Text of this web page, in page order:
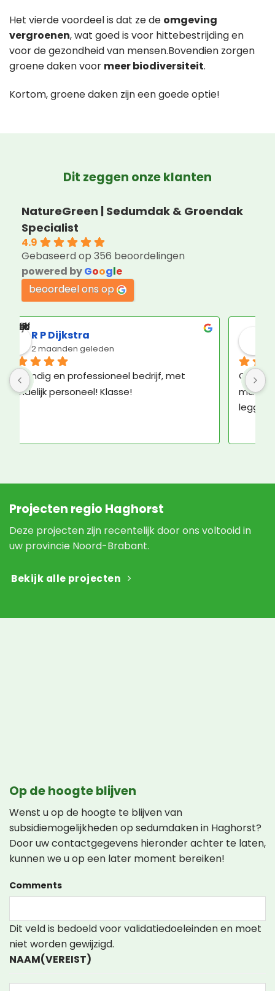
Het vierde voordeel is dat ze de omgeving
vergroenen, wat goed is voor hittebestrijding en
voor de gezondheid van mensen.Bovendien zorgen
groene daken voor meer biodiversiteit.
Kortom, groene daken zijn een goede optie!
Dit zeggen onze klanten
NatureGreen | Sedumdak & Groendak
Specialist
4.9
Gebaseerd op 356 beoordelingen
powered byGoogle
beoordeel ons op
Jorin Hoogenboom
3 maanden geleden
Geweldige service en ruim voldoende
materiaal om het groene dak zelf aan te
Projecten regio Haghorst
Deze projecten zijn recentelijk door ons voltooid in
uw provincie Noord-Brabant.
Bekijk alle projecten
Op de hoogte blijven
Wenst u op de hoogte te blijven van
subsidiemogelijkheden op sedumdaken in Haghorst?
Door uw contactgegevens hieronder achter te laten,
kunnen we u op een later moment bereiken!
Comments
Dit veld is bedoeld voor validatiedoeleinden en moet
niet worden gewijzigd.
NAAM(VEREIST)